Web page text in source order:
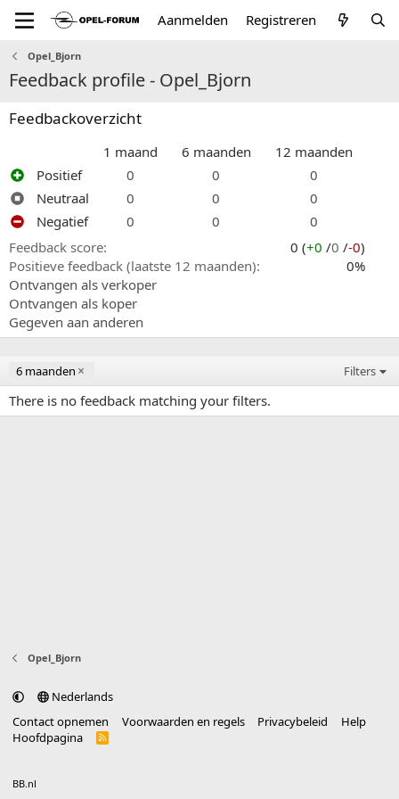
Aanmelden Registreren
Opel_Bjorn
Feedback profile - Opel_Bjorn
Feedbackoverzicht
1 maand 6 maanden
12 maanden
Positief
0 0
0
Neutraal
0 0
0
Negatief
0 0
0
Feedback score
0 (+0 /0 /-0)
Positieve feedback (laatste 12 maanden)
0%
Ontvangen als verkoper
Ontvangen als koper
Gegeven aan anderen
6 maanden Filters
There is no feedback matching your filters.
Opel_Bjorn
Nederlands
Contact opnemen
Voorwaarden en regels Privacybeleid
Help
Hoofdpagina
R
BB.nl